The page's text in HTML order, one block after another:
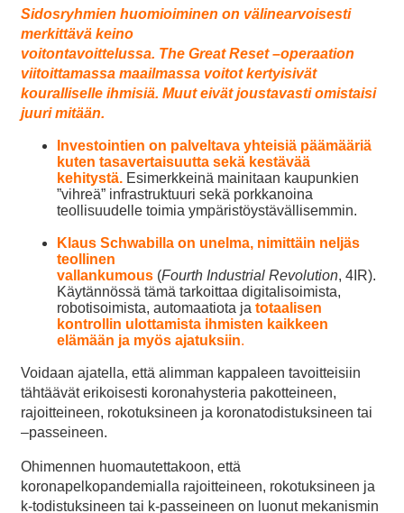
Sidosryhmien huomioiminen on välinearvoisesti
merkittävä keino
voitontavoittelussa. The Great Reset –operaation
viitoittamassa maailmassa voitot kertyisivät
kouralliselle ihmisiä. Muut eivät joustavasti omistaisi
juuri mitään.
Investointien on palveltava yhteisiä päämääriä
kuten tasavertaisuutta sekä kestävää
kehitystä. Esimerkkeinä mainitaan kaupunkien
”vihreä” infrastruktuuri sekä porkkanoina
teollisuudelle toimia ympäristöystävällisemmin.
Klaus Schwabilla on unelma, nimittäin neljäs
teollinen
vallankumous (Fourth Industrial Revolution, 4IR).
Käytännössä tämä tarkoittaa digitalisoimista,
robotisoimista, automaatiota ja totaalisen
kontrollin ulottamista ihmisten kaikkeen
elämään ja myös ajatuksiin.
Voidaan ajatella, että alimman kappaleen tavoitteisiin
tähtäävät erikoisesti koronahysteria pakotteineen,
rajoitteineen, rokotuksineen ja koronatodistuksineen tai
–passeineen.
Ohimennen huomautettakoon, että
koronapelkopandemialla rajoitteineen, rokotuksineen ja
k-todistuksineen tai k-passeineen on luonut mekanismin